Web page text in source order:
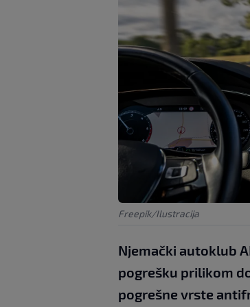
Freepik/Ilustracija
Njemački autoklub
pogrešku prilikom
pogrešne vrste